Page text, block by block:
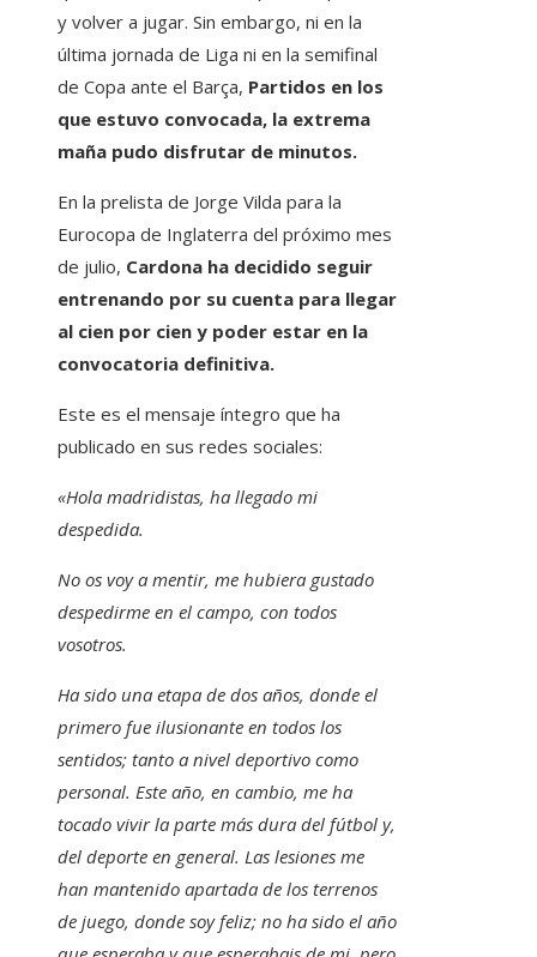
y volver a jugar. Sin embargo, ni en la
última jornada de Liga ni en la semifinal
de Copa ante el Barça, Partidos en los
que estuvo convocada, la extrema
maña pudo disfrutar de minutos.
En la prelista de Jorge Vilda para la
Eurocopa de Inglaterra del próximo mes
de julio, Cardona ha decidido seguir
entrenando por su cuenta para llegar
al cien por cien y poder estar en la
convocatoria definitiva.
Este es el mensaje íntegro que ha
publicado en sus redes sociales:
«Hola madridistas, ha llegado mi
despedida.
No os voy a mentir, me hubiera gustado
despedirme en el campo, con todos
vosotros.
Ha sido una etapa de dos años, donde el
primero fue ilusionante en todos los
sentidos; tanto a nivel deportivo como
personal. Este año, en cambio, me ha
tocado vivir la parte más dura del fútbol y,
del deporte en general. Las lesiones me
han mantenido apartada de los terrenos
de juego, donde soy feliz; no ha sido el año